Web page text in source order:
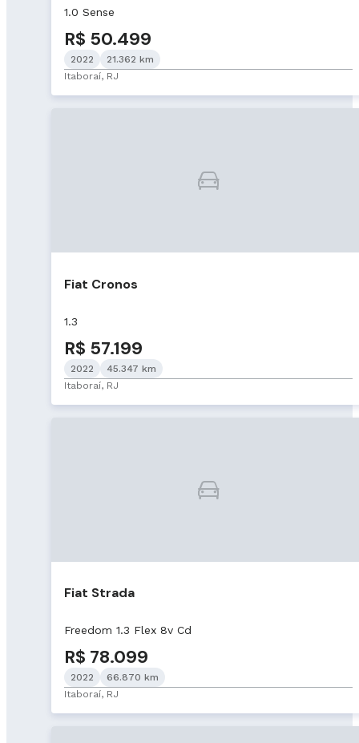
1.0 Sense
R$ 50.499
2022
21.362 km
Itaboraí, RJ
Fiat Cronos
1.3
R$ 57.199
2022
45.347 km
Itaboraí, RJ
Fiat Strada
Freedom 1.3 Flex 8v Cd
R$ 78.099
2022
66.870 km
Itaboraí, RJ